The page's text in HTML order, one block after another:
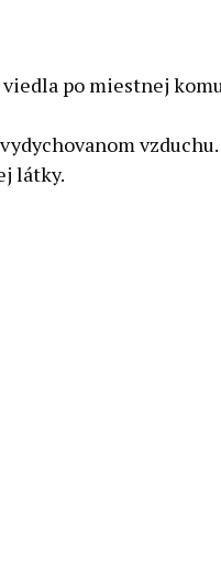
po miestnej
vzduchu.
látky.